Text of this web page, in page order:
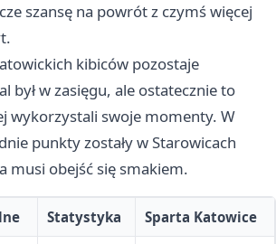
szansę na powrót z czymś więcej
kibiców pozostaje
był w zasięgu, ale ostatecznie to
wykorzystali swoje momenty. W
punkty zostały w Starowicach
musi obejść się smakiem.
Statystyka Sparta Katowice